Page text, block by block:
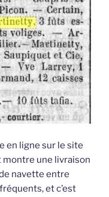
en ligne sur le site
une livraison
navette entre
et c’est